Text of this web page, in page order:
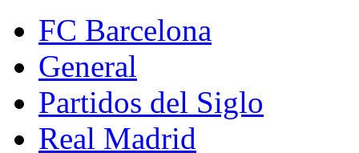
FC Barcelona
General
Partidos del Siglo
Real Madrid